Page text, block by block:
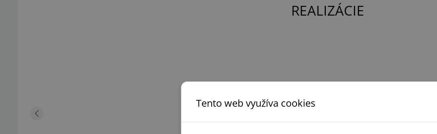
REALIZÁCIE
Tento web využíva cookies